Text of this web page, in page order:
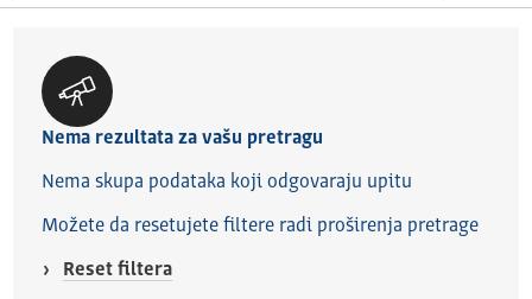
Nema rezultata za vašu pretragu
Nema skupa podataka koji odgovaraju upitu
Možete da resetujete filtere radi proširenja pretrage
Reset filtera